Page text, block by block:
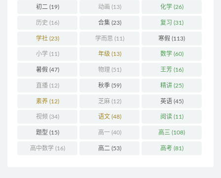
初二 (19) 动画 (13) 化学(26)
历史 (16) 合集(23) 复习 (31)
学社(23) 学而思 (11) 寒假 (113)
小学(11) 年级 (13) 数学(60)
暑假 (47) 物理 (51) 王芳(16)
直播(12) 秋季(59) 精讲(25)
素养(12) 芝麻(12) 英语(45)
视频 (34) 语文 (48) 阅读(11)
题型 (15) 高一(40) 高三 (108)
高中数学(16) 高二 (53) 高考(81)